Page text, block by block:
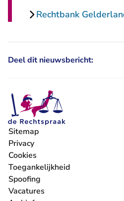
Rechtbank
Deel dit nieuwsbericht:
Sitemap
Privacy
Cookies
Toegankelijkheid
Spoofing
Vacatures
- U verlaat Rechtspraak.nl